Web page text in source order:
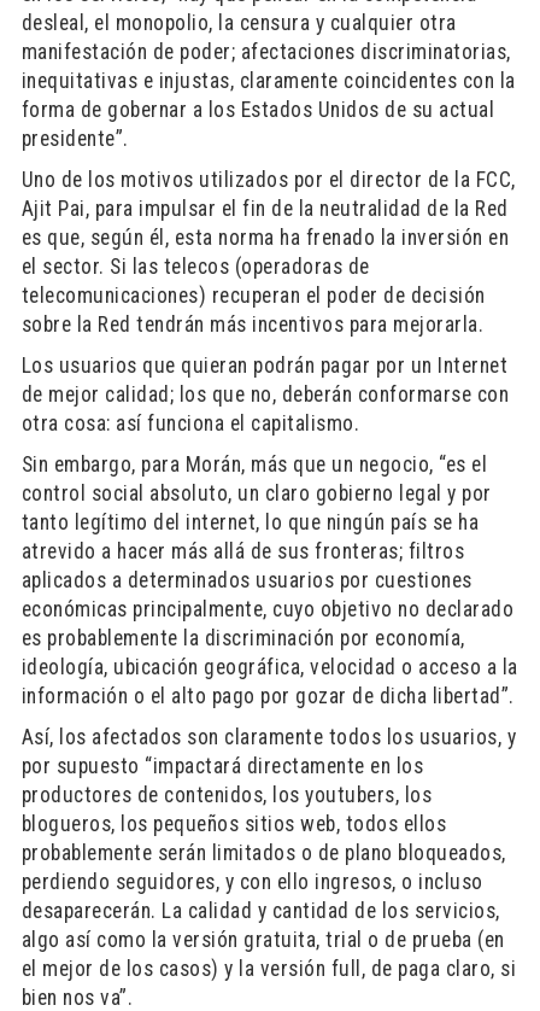
desleal, el monopolio, la censura y cualquier otra
manifestación de poder; afectaciones discriminatorias,
inequitativas e injustas, claramente coincidentes con la
forma de gobernar a los Estados Unidos de su actual
presidente”.
Uno de los motivos utilizados por el director de la FCC,
Ajit Pai, para impulsar el fin de la neutralidad de la Red
es que, según él, esta norma ha frenado la inversión en
el sector. Si las telecos (operadoras de
telecomunicaciones) recuperan el poder de decisión
sobre la Red tendrán más incentivos para mejorarla.
Los usuarios que quieran podrán pagar por un Internet
de mejor calidad; los que no, deberán conformarse con
otra cosa: así funciona el capitalismo.
Sin embargo, para Morán, más que un negocio, “es el
control social absoluto, un claro gobierno legal y por
tanto legítimo del internet, lo que ningún país se ha
atrevido a hacer más allá de sus fronteras; filtros
aplicados a determinados usuarios por cuestiones
económicas principalmente, cuyo objetivo no declarado
es probablemente la discriminación por economía,
ideología, ubicación geográfica, velocidad o acceso a la
información o el alto pago por gozar de dicha libertad”.
Así, los afectados son claramente todos los usuarios, y
por supuesto “impactará directamente en los
productores de contenidos, los youtubers, los
blogueros, los pequeños sitios web, todos ellos
probablemente serán limitados o de plano bloqueados,
perdiendo seguidores, y con ello ingresos, o incluso
desaparecerán. La calidad y cantidad de los servicios,
algo así como la versión gratuita, trial o de prueba (en
el mejor de los casos) y la versión full, de paga claro, si
bien nos va”.